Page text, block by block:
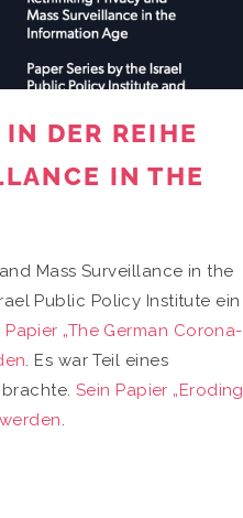
DER REIHE
IN THE
Mass Surveillance in the
Public Policy Institute ein
Papier „The German Corona-
. Es war Teil eines
Sein Papier „Eroding
.